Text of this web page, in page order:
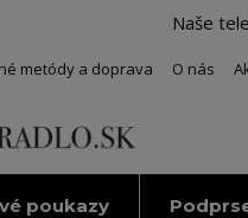
Naše
metódy a doprava O nás
poukazy